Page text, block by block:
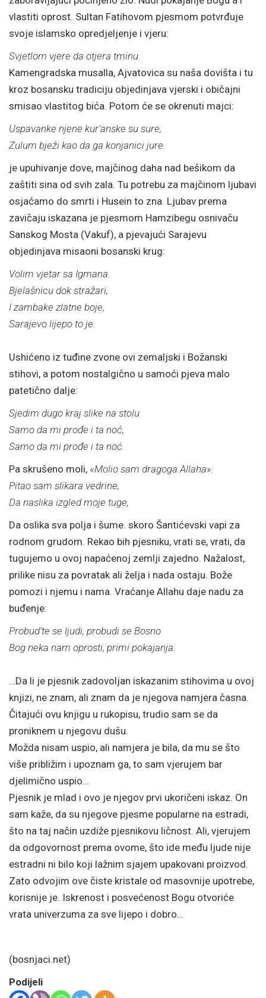
vlastiti oprost. Sultan Fatihovom pjesmom potvrđuje
svoje islamsko opredjeljenje i vjeru:
Svjetlom vjere da otjera tminu.
Kamengradska musalla, Ajvatovica su naša dovišta i tu
kroz bosansku tradiciju objedinjava vjerski i običajni
smisao vlastitog bića. Potom će se okrenuti majci:
Uspavanke njene kur’anske su sure,
Zulum bježi kao da ga konjanici jure.
je upuhivanje dove, majčinog daha nad bešikom da
zaštiti sina od svih zala. Tu potrebu za majčinom ljubavi
osjaćamo do smrti i Husein to zna. Ljubav prema
zavičaju iskazana je pjesmom Hamzibegu osnivaču
Sanskog Mosta (Vakuf), a pjevajući Sarajevu
objedinjava misaoni bosanski krug:
Volim vjetar sa Igmana.
Bjelašnicu dok stražari,
I zambake zlatne boje,
Sarajevo lijepo to je.
Ushićeno iz tuđine zvone ovi zemaljski i Božanski
stihovi, a potom nostalgično u samoći pjeva malo
patetično dalje:
Sjedim dugo kraj slike na stolu
Samo da mi prođe i ta noć,
Samo da mi prođe i ta noć.
Pa skrušeno moli, «Molio sam dragoga Allaha»:
Pitao sam slikara vedrine,
Da naslika izgled moje tuge,
Da oslika sva polja i šume. skoro Šantićevski vapi za
rodnom grudom. Rekao bih pjesniku, vrati se, vrati, da
tugujemo u ovoj napaćenoj zemlji zajedno. Nažalost,
prilike nisu za povratak ali želja i nada ostaju. Bože
pomozi i njemu i nama. Vraćanje Allahu daje nadu za
buđenje:
Probud’te se ljudi, probudi se Bosno
Bog neka nam oprosti, primi pokajanja.
…Da li je pjesnik zadovoljan iskazanim stihovima u ovoj
knjizi, ne znam, ali znam da je njegova namjera časna.
Čitajući ovu knjigu u rukopisu, trudio sam se da
proniknem u njegovu dušu.
Možda nisam uspio, ali namjera je bila, da mu se što
više približim i upoznam ga, to sam vjerujem bar
djelimično uspio…
Pjesnik je mlad i ovo je njegov prvi ukoričeni iskaz. On
sam kaže, da su njegove pjesme popularne na estradi,
što na taj način uzdiže pjesnikovu ličnost. Ali, vjerujem
da odgovornost prema ovome, što ide među ljude nije
estradni ni bilo koji lažnim sjajem upakovani proizvod.
Zato odvojim ove čiste kristale od masovnije upotrebe,
korisnije je. Iskrenost i posvećenost Bogu otvoriće
vrata univerzuma za sve lijepo i dobro…
(bosnjaci.net)
Podijeli